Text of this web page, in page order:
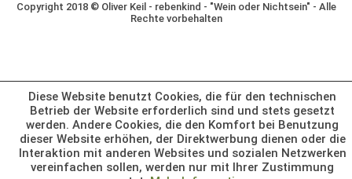
Copyright 2018 © Oliver Keil - rebenkind - "Wein oder Nichtsein" - Alle
Rechte vorbehalten
Diese Website benutzt Cookies, die für den technischen
Betrieb der Website erforderlich sind und stets gesetzt
werden. Andere Cookies, die den Komfort bei Benutzung
dieser Website erhöhen, der Direktwerbung dienen oder die
Interaktion mit anderen Websites und sozialen Netzwerken
vereinfachen sollen, werden nur mit Ihrer Zustimmung